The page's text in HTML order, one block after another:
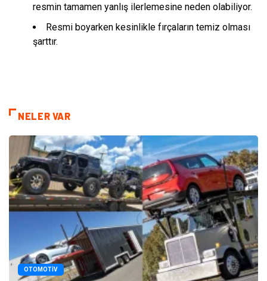
resmin tamamen yanlış ilerlemesine neden olabiliyor.
Resmi boyarken kesinlikle fırçaların temiz olması
şarttır.
NELER VAR
OTOMOTIV